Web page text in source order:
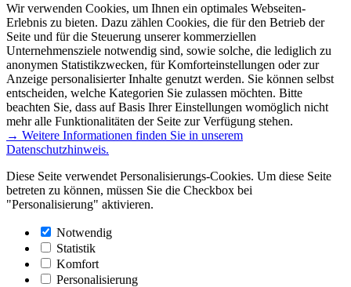
Wir verwenden Cookies, um Ihnen ein optimales Webseiten-
Erlebnis zu bieten. Dazu zählen Cookies, die für den Betrieb der
Seite und für die Steuerung unserer kommerziellen
Unternehmensziele notwendig sind, sowie solche, die lediglich zu
anonymen Statistikzwecken, für Komforteinstellungen oder zur
Anzeige personalisierter Inhalte genutzt werden. Sie können selbst
entscheiden, welche Kategorien Sie zulassen möchten. Bitte
beachten Sie, dass auf Basis Ihrer Einstellungen womöglich nicht
mehr alle Funktionalitäten der Seite zur Verfügung stehen.
→ Weitere Informationen finden Sie in unserem
Datenschutzhinweis.
Diese Seite verwendet Personalisierungs-Cookies. Um diese Seite
betreten zu können, müssen Sie die Checkbox bei
"Personalisierung" aktivieren.
Notwendig
Statistik
Komfort
Personalisierung